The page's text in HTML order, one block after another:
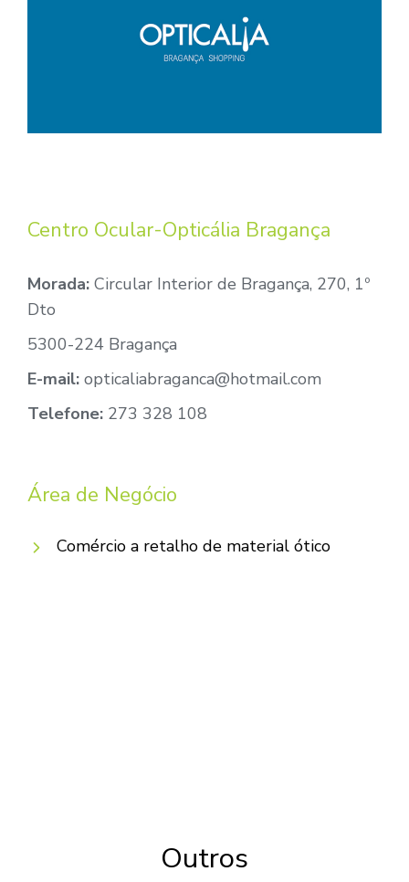
Centro Ocular-Opticália Bragança
Morada: Circular Interior de Bragança, 270, 1º
Dto
5300-224 Bragança
E-mail: opticaliabraganca@hotmail.com
Telefone: 273 328 108
Área de Negócio
Comércio a retalho de material ótico
Outros